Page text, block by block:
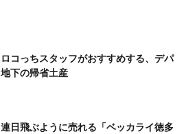
ロコっちスタッフがおすすめする、デパ
地下の帰省土産
連日飛ぶように売れる「ベッカライ徳多